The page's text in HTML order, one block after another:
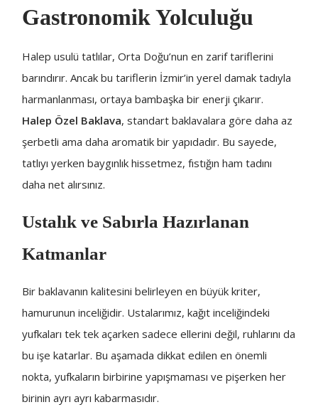
Gastronomik Yolculuğu
Halep usulü tatlılar, Orta Doğu’nun en zarif tariflerini
barındırır. Ancak bu tariflerin İzmir’in yerel damak tadıyla
harmanlanması, ortaya bambaşka bir enerji çıkarır.
Halep Özel Baklava, standart baklavalara göre daha az
şerbetli ama daha aromatik bir yapıdadır. Bu sayede,
tatlıyı yerken baygınlık hissetmez, fıstığın ham tadını
daha net alırsınız.
Ustalık ve Sabırla Hazırlanan
Katmanlar
Bir baklavanın kalitesini belirleyen en büyük kriter,
hamurunun inceliğidir. Ustalarımız, kağıt inceliğindeki
yufkaları tek tek açarken sadece ellerini değil, ruhlarını da
bu işe katarlar. Bu aşamada dikkat edilen en önemli
nokta, yufkaların birbirine yapışmaması ve pişerken her
birinin ayrı ayrı kabarmasıdır.